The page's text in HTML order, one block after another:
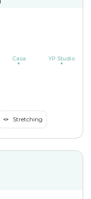
Casa YP Studio
🪢 Stretching